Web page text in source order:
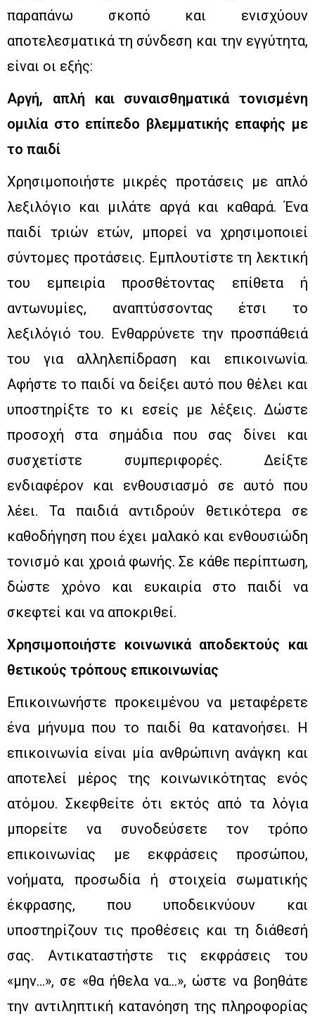
παραπάνω σκοπό και ενισχύουν
αποτελεσματικά τη σύνδεση και την εγγύτητα,
είναι οι εξής:
Αργή, απλή και συναισθηματικά τονισμένη
ομιλία στο επίπεδο βλεμματικής επαφής με
το παιδί
Χρησιμοποιήστε μικρές προτάσεις με απλό
λεξιλόγιο και μιλάτε αργά και καθαρά. Ένα
παιδί τριών ετών, μπορεί να χρησιμοποιεί
σύντομες προτάσεις. Εμπλουτίστε τη λεκτική
του εμπειρία προσθέτοντας επίθετα ή
αντωνυμίες, αναπτύσσοντας έτσι το
λεξιλόγιό του. Ενθαρρύνετε την προσπάθειά
του για αλληλεπίδραση και επικοινωνία.
Αφήστε το παιδί να δείξει αυτό που θέλει και
υποστηρίξτε το κι εσείς με λέξεις. Δώστε
προσοχή στα σημάδια που σας δίνει και
συσχετίστε συμπεριφορές. Δείξτε
ενδιαφέρον και ενθουσιασμό σε αυτό που
λέει. Τα παιδιά αντιδρούν θετικότερα σε
καθοδήγηση που έχει μαλακό και ενθουσιώδη
τονισμό και χροιά φωνής. Σε κάθε περίπτωση,
δώστε χρόνο και ευκαιρία στο παιδί να
σκεφτεί και να αποκριθεί.
Χρησιμοποιήστε κοινωνικά αποδεκτούς και
θετικούς τρόπους επικοινωνίας
Επικοινωνήστε προκειμένου να μεταφέρετε
ένα μήνυμα που το παιδί θα κατανοήσει. Η
επικοινωνία είναι μία ανθρώπινη ανάγκη και
αποτελεί μέρος της κοινωνικότητας ενός
ατόμου. Σκεφθείτε ότι εκτός από τα λόγια
μπορείτε να συνοδεύσετε τον τρόπο
επικοινωνίας με εκφράσεις προσώπου,
νοήματα, προσωδία ή στοιχεία σωματικής
έκφρασης, που υποδεικνύουν και
υποστηρίζουν τις προθέσεις και τη διάθεσή
σας. Αντικαταστήστε τις εκφράσεις του
«μην…», σε «θα ήθελα να…», ώστε να βοηθάτε
την αντιληπτική κατανόηση της πληροφορίας